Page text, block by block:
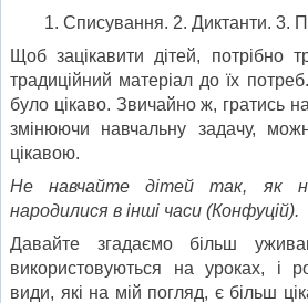
Списування. 2. Диктанти. 3.
Щоб зацікавити дітей, потрібно
традиційний матеріал до їх
було цікаво. Звичайно ж, гратись
змінюючи навчальну задачу,
цікавою.
Не навчайте дітей так, як
народилися в інші часи (Конфуцій).
Давайте згадаємо більш
використовуються на уроках, і
види, які на мій погляд, є більш